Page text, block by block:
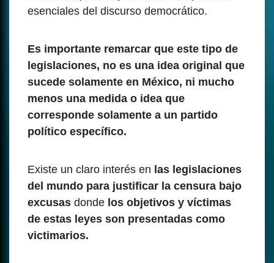
esenciales del discurso democrático.
Es importante remarcar que este tipo de
legislaciones, no es una idea original que
sucede solamente en México, ni mucho
menos una medida o idea que
corresponde solamente a un partido
político específico.
Existe un claro interés en las legislaciones
del mundo para justificar la censura bajo
excusas donde los objetivos y víctimas
de estas leyes son presentadas como
victimarios.